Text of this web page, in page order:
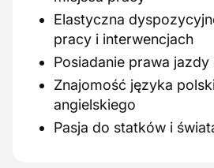
Elastyczna
pracy i interwencjach
Posiadanie prawa
Znajomość języka
angielskiego
Pasja do statków i